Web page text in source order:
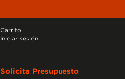
Carrito
Iniciar sesión
Solicita Presupuesto